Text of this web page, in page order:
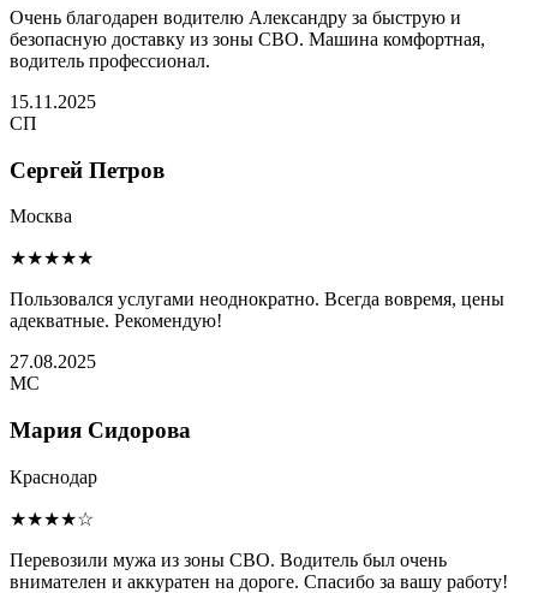
Очень благодарен водителю Александру за быструю и
безопасную доставку из зоны СВО. Машина комфортная,
водитель профессионал.
15.11.2025
СП
Сергей Петров
Москва
★★★★★
Пользовался услугами неоднократно. Всегда вовремя, цены
адекватные. Рекомендую!
27.08.2025
МС
Мария Сидорова
Краснодар
★★★★☆
Перевозили мужа из зоны СВО. Водитель был очень
внимателен и аккуратен на дороге. Спасибо за вашу работу!